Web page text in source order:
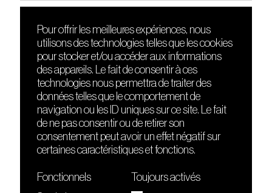
DÉCOUVRIR
Le lieu
Contact
Presse
Cours de DJing
TMLAB
FRIENDS
Nuits sonores
HEAT
Hôtel71
La Gaîté Lyrique
Pour offrir les meilleures expériences, nous
utilisons des technologies telles que les cookies
pour stocker et/ou accéder aux informations
des appareils. Le fait de consentir à ces
technologies nous permettra de traiter des
données telles que le comportement de
navigation ou les ID uniques sur ce site. Le fait
de ne pas consentir ou de retirer son
consentement peut avoir un effet négatif sur
certaines caractéristiques et fonctions.
Fonctionnels
Toujours activés